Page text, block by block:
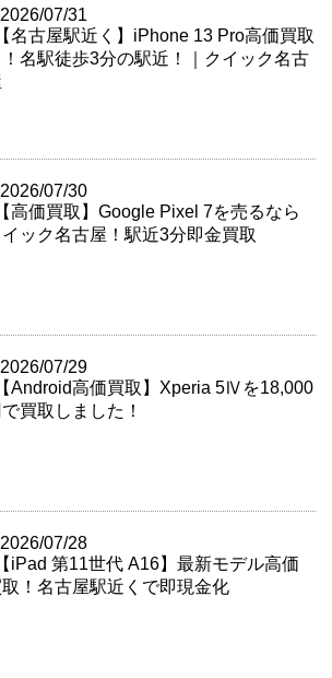
2026/07/31
【名古屋駅近く】iPhone 13 Pro高価買取
名駅徒歩3分の駅近！｜クイック名古
2026/07/30
【高価買取】Google Pixel 7を売るなら
イック名古屋！駅近3分即金買取
2026/07/29
【Android高価買取】Xperia 5Ⅳを18,000
で買取しました！
2026/07/28
【iPad 第11世代 A16】最新モデル高価
取！名古屋駅近くで即現金化